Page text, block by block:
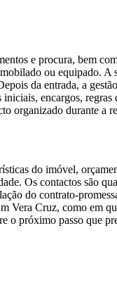
e procura, bem
ou equipado. A
da entrada, a
iniciais, encargos,
organizado durante a
do imóvel,
Os contactos são
do contrato-
Vera Cruz, como em
o próximo passo que